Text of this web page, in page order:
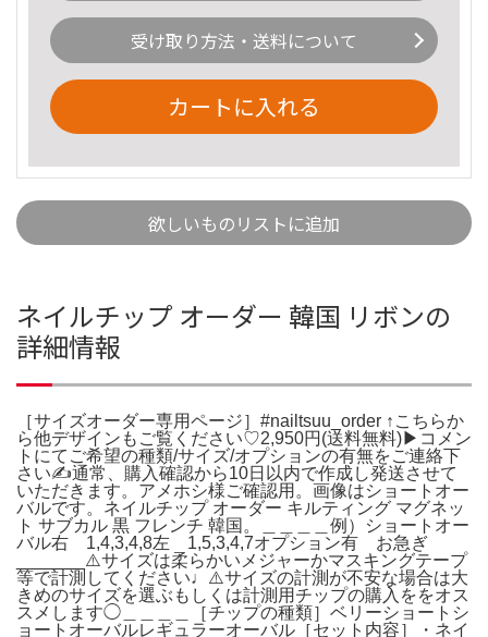
受け取り方法・送料について
カートに入れる
欲しいものリストに追加
ネイルチップ オーダー 韓国 リボンの
詳細情報
［サイズオーダー専用ページ］#nailtsuu_order ↑こちらか
ら他デザインもご覧ください♡2,950円(送料無料)▶︎コメン
トにてご希望の種類/サイズ/オプションの有無をご連絡下
さい✍️通常、購入確認から10日以内で作成し発送させて
いただきます。アメホシ様ご確認用。画像はショートオー
バルです。ネイルチップ オーダー キルティング マグネッ
ト サブカル 黒 フレンチ 韓国。＿＿＿＿例）ショートオー
バル右 1,4,3,4,8左 1,5,3,4,7オプション有 お急ぎ
_______⚠️サイズは柔らかいメジャーかマスキングテープ
等で計測してください♩⚠️サイズの計測が不安な場合は大
きめのサイズを選ぶもしくは計測用チップの購入ををオス
スメします◯＿＿＿＿［チップの種類］ベリーショートシ
ョートオーバルレギュラーオーバル［セット内容］・ネイ